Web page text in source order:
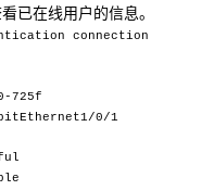
已在线用户的信息。
connection
725f
0/1